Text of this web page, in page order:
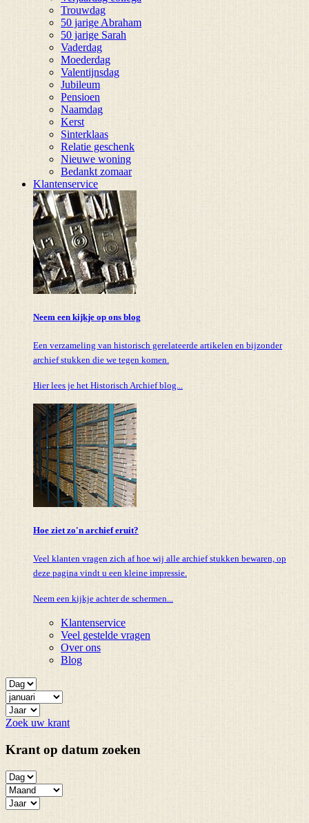
Trouwdag
50 jarige Abraham
50 jarige Sarah
Vaderdag
Moederdag
Valentijnsdag
Jubileum
Pensioen
Naamdag
Kerst
Sinterklaas
Relatie geschenk
Nieuwe woning
Bedankt zomaar
Klantenservice
Neem een kijkje op ons blog
Een verzameling van historisch gerelateerde artikelen en bijzonder
archief stukken die we tegen komen.
Hier lees je het Historisch Archief blog...
Hoe ziet zo'n archief eruit?
Veel klanten vragen zich af hoe wij alle archief stukken bewaren, op
deze pagina vindt u een kleine impressie.
Neem een kijkje achter de schermen...
Klantenservice
Veel gestelde vragen
Over ons
Blog
Zoek uw krant
Krant op datum zoeken